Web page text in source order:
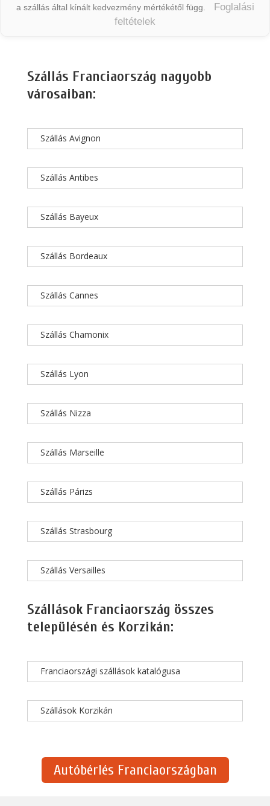
a szállás által kínált kedvezmény mértékétől függ.
Foglalási
feltételek
Szállás Franciaország nagyobb
városaiban:
Szállás Avignon
Szállás Antibes
Szállás Bayeux
Szállás Bordeaux
Szállás Cannes
Szállás Chamonix
Szállás Lyon
Szállás Nizza
Szállás Marseille
Szállás Párizs
Szállás Strasbourg
Szállás Versailles
Szállások Franciaország összes
településén és Korzikán:
Franciaországi szállások katalógusa
Szállások Korzikán
Autóbérlés Franciaországban